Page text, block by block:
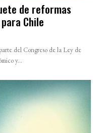
de reformas
Chile
del Congreso de la Ley de
y...